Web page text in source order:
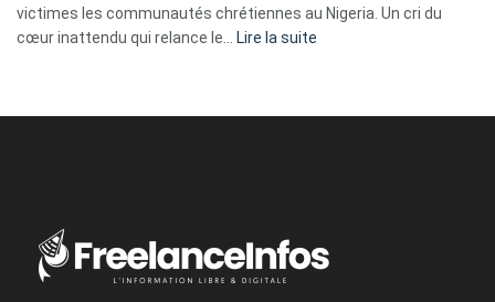
victimes les communautés chrétiennes au Nigeria. Un cri du
cœur inattendu qui relance le…
Lire la suite
Nigeria,